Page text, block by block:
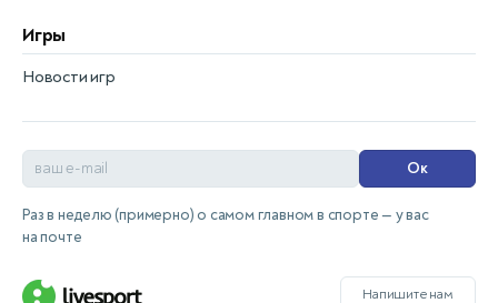
Игры
Новости игр
Ок
Раз в неделю (примерно) о самом главном в спорте — у вас
на почте
Напишите нам